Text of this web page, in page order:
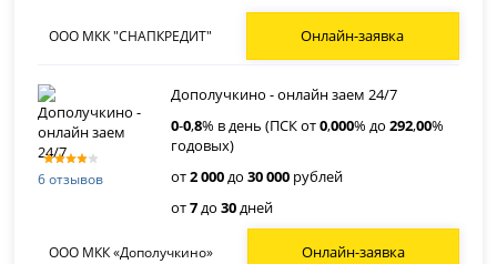
ООО МКК "СНАПКРЕДИТ" Онлайн-заявка
6 отзывов
Дополучкино - онлайн заем 24/7
0-0,8% в день (ПСК от0,000% до292,00%
годовых)
от2 000до30 000 рублей
от7до30дней
ООО МКК «Дополучкино» Онлайн-заявка